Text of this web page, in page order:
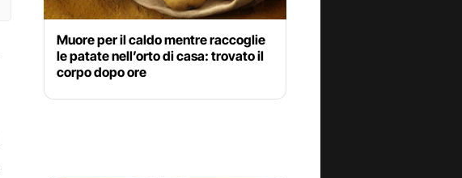
Muore per il caldo mentre raccoglie
le patate nell’orto di casa: trovato il
corpo dopo ore